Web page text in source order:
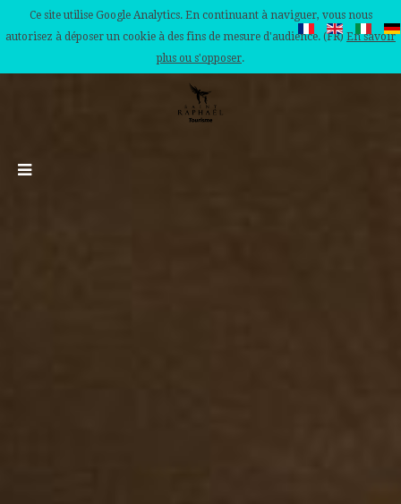
Ce site utilise Google Analytics. En continuant à naviguer, vous nous
autorisez à déposer un cookie à des fins de mesure d'audience. (FR) En savoir
plus ou s'opposer.
@Franck_CLUZEL_VilledeSaintRaphaël